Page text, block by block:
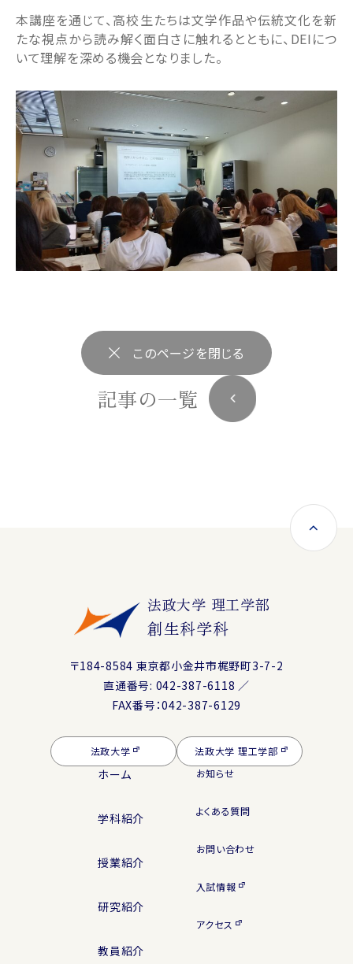
本講座を通じて、高校生たちは文学作品や伝統文化を新
たな視点から読み解く面白さに触れるとともに、DEIにつ
いて理解を深める機会となりました。
このページを閉じる
記事の一覧
法政大学 理工学部
創生科学科
〒184-8584 東京都小金井市梶野町3-7-2
直通番号: 042-387-6118 ／
FAX番号：042-387-6129
法政大学 法政大学 理工学部
ホーム
学科紹介
授業紹介
研究紹介
教員紹介
お知らせ
よくある質問
お問い合わせ
入試情報
アクセス